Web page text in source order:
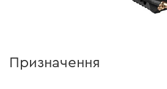
Призначення